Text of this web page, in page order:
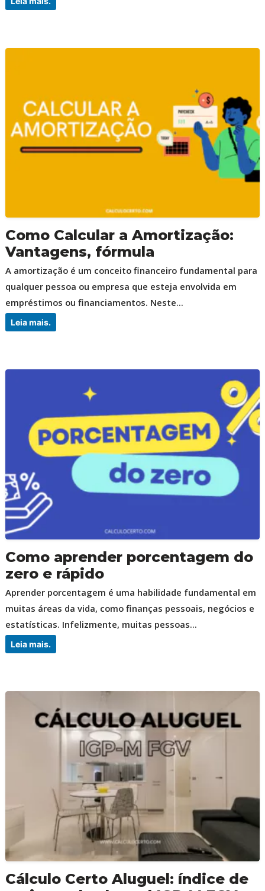
Como Calcular a Amortização:
Vantagens, fórmula
A amortização é um conceito financeiro fundamental para
qualquer pessoa ou empresa que esteja envolvida em
empréstimos ou financiamentos. Neste...
Leia mais.
Como aprender porcentagem do
zero e rápido
Aprender porcentagem é uma habilidade fundamental em
muitas áreas da vida, como finanças pessoais, negócios e
estatísticas. Infelizmente, muitas pessoas...
Leia mais.
Cálculo Certo Aluguel: índice de